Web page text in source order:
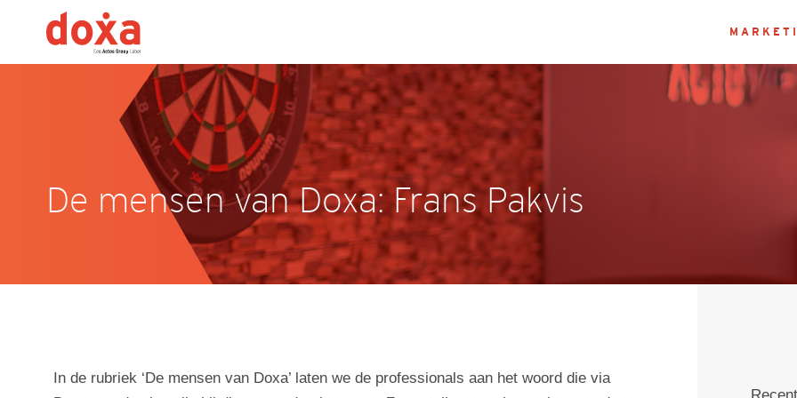
Gewoon Doxa
Dit is Doxa
Anti-discriminatie beleid
Communicatie
Over Doxa communicatie
De mensen van Doxa: Frans Pakvis
In de rubriek ‘De mensen van Doxa’ laten we de professionals aan het woord die via